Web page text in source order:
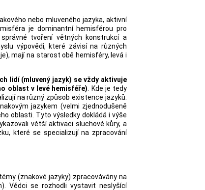
nebo mluveného jazyka, aktivní
je dominantní hemisférou pro
tvoření větných konstrukcí a
výpovědi, které závisí na různých
mají na starost obě hemisféry, levá i
lidí (mluvený jazyk) se vždy aktivuje
oblast v levé hemisféře). Kde je tedy
na různý způsob existence jazyků:
jazykem (velmi zjednodušeně
oblasti. Tyto výsledky dokládá i výše
větší aktivaci sluchové kůry, a
které se specializují na zpracování
(znakové jazyky) zpracovávány na
Vědci se rozhodli vystavit neslyšící